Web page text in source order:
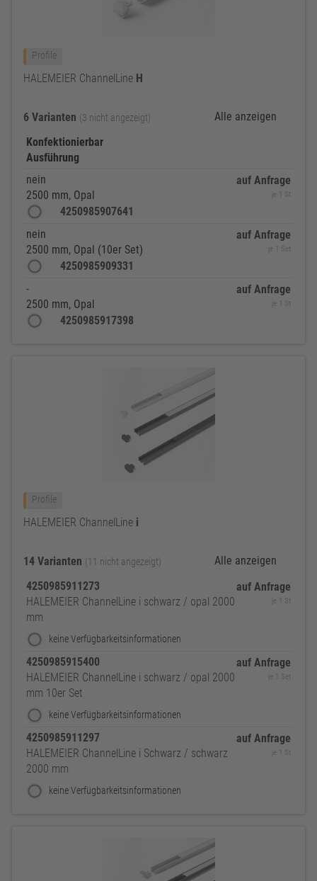
Profile
HALEMEIER ChannelLine H
6 Varianten (3 nicht angezeigt)
Alle anzeigen
Konfektionierbar
Ausführung
nein
2500 mm, Opal
4250985907641
auf Anfrage
je 1 St
nein
2500 mm, Opal (10er Set)
4250985909331
auf Anfrage
je 1 Set
-
2500 mm, Opal
4250985917398
auf Anfrage
je 1 St
Profile
HALEMEIER ChannelLine i
14 Varianten (11 nicht angezeigt)
Alle anzeigen
4250985911273
HALEMEIER ChannelLine i schwarz / opal 2000
mm
keine Verfügbarkeitsinformationen
auf Anfrage
je 1 St
4250985915400
HALEMEIER ChannelLine i schwarz / opal 2000
mm 10er Set
keine Verfügbarkeitsinformationen
auf Anfrage
je 1 Set
4250985911297
HALEMEIER ChannelLine i Schwarz / schwarz
2000 mm
keine Verfügbarkeitsinformationen
auf Anfrage
je 1 St